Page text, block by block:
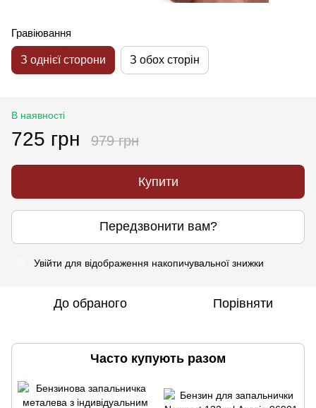
Гравіювання
З однієї сторони З обох сторін
В наявності
725 грн 979 грн
Купити
Передзвонити вам?
Увійти для відображення накопичувальної знижки
До обраного Порівняти
Часто купують разом